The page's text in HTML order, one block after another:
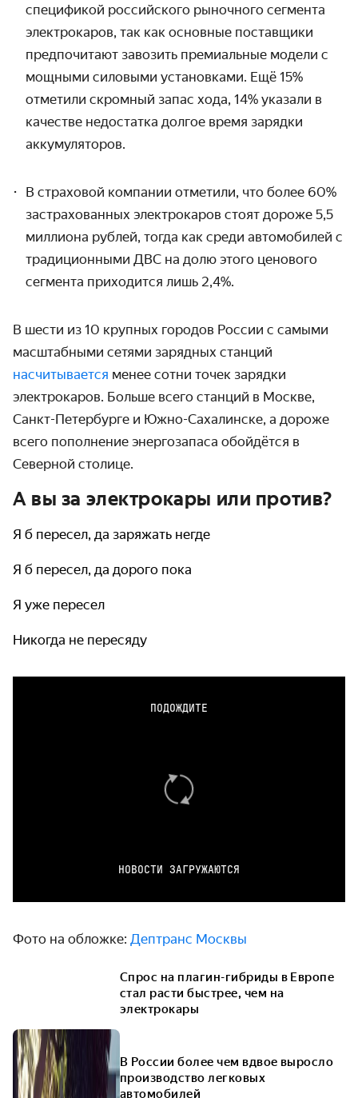
спецификой российского рыночного сегмента
электрокаров, так как основные поставщики
предпочитают завозить премиальные модели с
мощными силовыми установками. Ещё 15%
отметили скромный запас хода, 14% указали в
качестве недостатка долгое время зарядки
аккумуляторов.
В страховой компании отметили, что более 60%
застрахованных электрокаров стоят дороже 5,5
миллиона рублей, тогда как среди автомобилей с
традиционными ДВС на долю этого ценового
сегмента приходится лишь 2,4%.
В шести из 10 крупных городов России с самыми
масштабными сетями зарядных станций
насчитывается менее сотни точек зарядки
электрокаров. Больше всего станций в Москве,
Санкт-Петербурге и Южно-Сахалинске, а дороже
всего пополнение энергозапаса обойдётся в
Северной столице.
А вы за электрокары или против?
Я б пересел, да заряжать негде
Я б пересел, да дорого пока
Я уже пересел
Никогда не пересяду
ПОДОЖДИТЕ
НОВОСТИ ЗАГРУЖАЮТСЯ
Фото на обложке: Дептранс Москвы
Спрос на плагин-гибриды в Европе
стал расти быстрее, чем на
электрокары
В России более чем вдвое выросло
производство легковых
автомобилей